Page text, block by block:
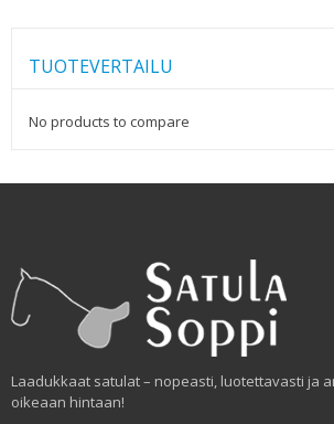
TUOTEVERTAILU
No products to compare
Laadukkaat satulat – nopeasti, luotettavasti ja
oikeaan hintaan!